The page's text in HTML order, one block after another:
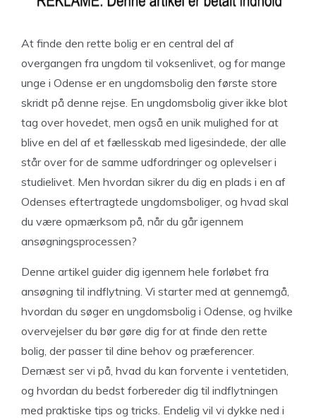
At finde den rette bolig er en central del af
overgangen fra ungdom til voksenlivet, og for mange
unge i Odense er en ungdomsbolig den første store
skridt på denne rejse. En ungdomsbolig giver ikke blot
tag over hovedet, men også en unik mulighed for at
blive en del af et fællesskab med ligesindede, der alle
står over for de samme udfordringer og oplevelser i
studielivet. Men hvordan sikrer du dig en plads i en af
Odenses eftertragtede ungdomsboliger, og hvad skal
du være opmærksom på, når du går igennem
ansøgningsprocessen?
Denne artikel guider dig igennem hele forløbet fra
ansøgning til indflytning. Vi starter med at gennemgå,
hvordan du søger en ungdomsbolig i Odense, og hvilke
overvejelser du bør gøre dig for at finde den rette
bolig, der passer til dine behov og præferencer.
Dernæst ser vi på, hvad du kan forvente i ventetiden,
og hvordan du bedst forbereder dig til indflytningen
med praktiske tips og tricks. Endelig vil vi dykke ned i